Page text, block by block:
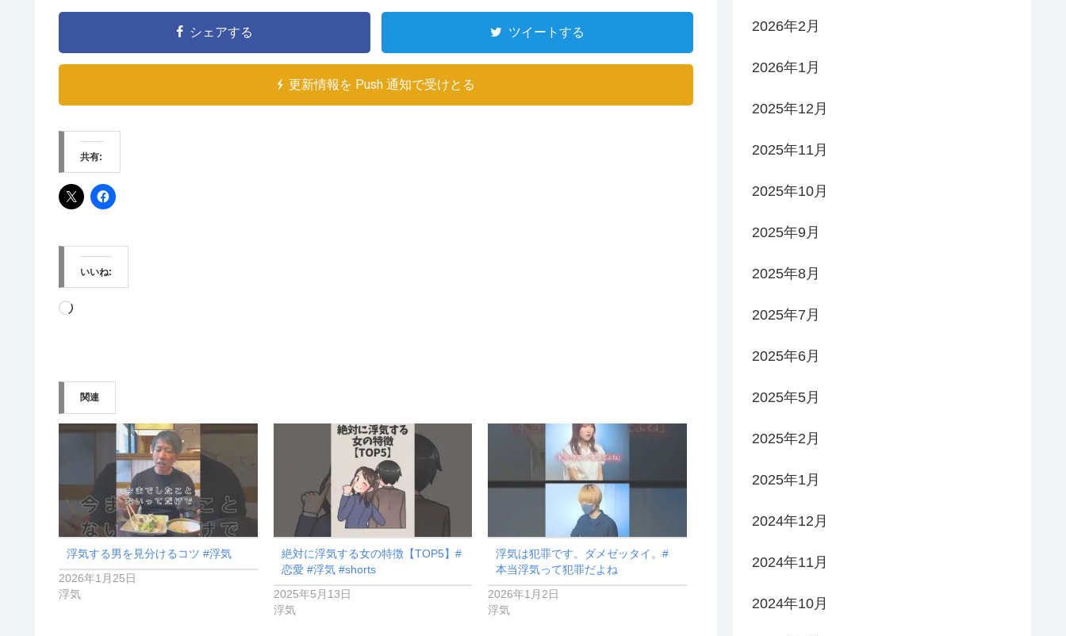
シェアする ツイートする
更新情報を Push 通知で受けとる
共有:
いいね:
読
み
中…
関連
浮気する男を見分けるコツ #浮気
2026年1月25日
浮気
絶対に浮気する女の特徴【TOP5】#
恋愛 #浮気 #shorts
2025年5月13日
浮気
浮気は犯罪です。ダメゼッタイ。#
本当浮気って犯罪だよね
2026年1月2日
浮気
2026年2月
2026年1月
2025年12月
2025年11月
2025年10月
2025年9月
2025年8月
2025年7月
2025年6月
2025年5月
2025年2月
2025年1月
2024年12月
2024年11月
2024年10月